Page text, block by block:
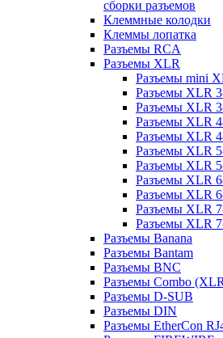
сборки разъемов
Клеммные колодки
Клеммы лопатка
Разъемы RCA
Разъемы XLR
Разъемы mini
Разъемы XLR
Разъемы XLR
Разъемы XLR
Разъемы XLR
Разъемы XLR
Разъемы XLR
Разъемы XLR
Разъемы XLR
Разъемы XLR
Разъемы XLR
Разъемы Banana
Разъемы Bantam
Разъемы BNC
Разъемы Combo
Разъемы D-SUB
Разъемы DIN
Разъемы EtherCon